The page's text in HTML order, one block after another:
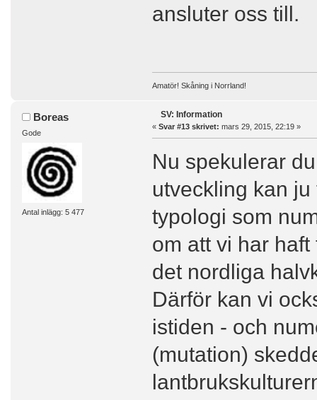
ansluter oss till.
Amatör! Skåning i Norrland!
Boreas
Gode
Antal inlägg: 5 477
SV: Information
« Svar #13 skrivet: mars 29, 2015, 22:19 »
Nu spekulerar
utveckling kan
typologi som
om att vi har
det nordliga
Därför kan vi
istiden - och
(mutation)